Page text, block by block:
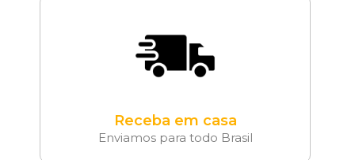
Receba em casa
Enviamos para todo Brasil